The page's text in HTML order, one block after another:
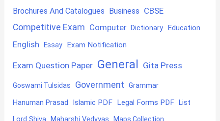
Brochures And Catalogues Business CBSE
Competitive Exam Computer Dictionary Education
English Essay Exam Notification
Exam Question Paper General Gita Press
Goswami Tulsidas Government Grammar
Hanuman Prasad Islamic PDF Legal Forms PDF List
Lord Shiva Maps Collection